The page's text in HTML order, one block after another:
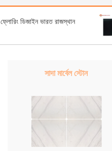
ডিজাইন ভারত রাজস্থান
সাদা মার্বেল স্টোন